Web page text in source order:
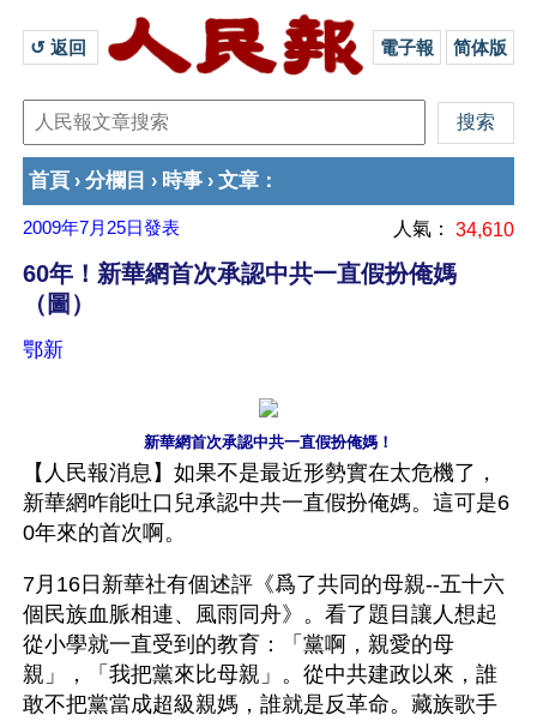
↺ 返回 電子報 简体版
首頁 › 分欄目 › 時事 › 文章 ：
2009年7月25日發表 人氣： 34,610
60年！新華網首次承認中共一直假扮俺媽
（圖）
鄂新
新華網首次承認中共一直假扮俺媽！
【人民報消息】如果不是最近形勢實在太危機了，
新華網咋能吐口兒承認中共一直假扮俺媽。這可是6
0年來的首次啊。
7月16日新華社有個述評《爲了共同的母親--五十六
個民族血脈相連、風雨同舟》。看了題目讓人想起
從小學就一直受到的教育：「黨啊，親愛的母
親」，「我把黨來比母親」。從中共建政以來，誰
敢不把黨當成超級親媽，誰就是反革命。藏族歌手